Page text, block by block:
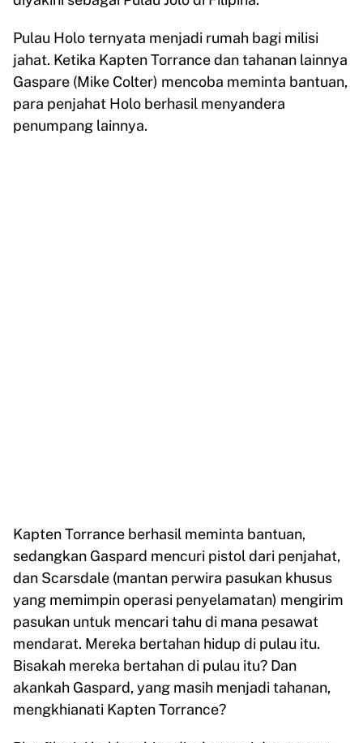
Pulau Holo ternyata menjadi rumah bagi milisi
jahat. Ketika Kapten Torrance dan tahanan lainnya
Gaspare (Mike Colter) mencoba meminta bantuan,
para penjahat Holo berhasil menyandera
penumpang lainnya.
Kapten Torrance berhasil meminta bantuan,
sedangkan Gaspard mencuri pistol dari penjahat,
dan Scarsdale (mantan perwira pasukan khusus
yang memimpin operasi penyelamatan) mengirim
pasukan untuk mencari tahu di mana pesawat
mendarat. Mereka bertahan hidup di pulau itu.
Bisakah mereka bertahan di pulau itu? Dan
akankah Gaspard, yang masih menjadi tahanan,
mengkhianati Kapten Torrance?